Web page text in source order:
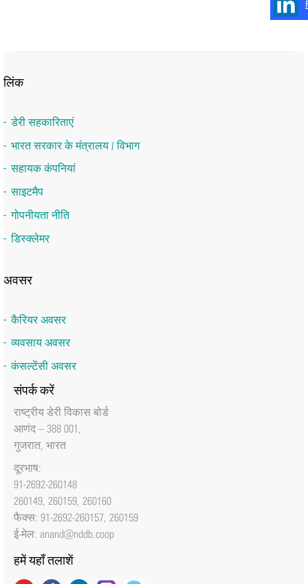
लिंक
डेरी सहकारिताएं
भारत सरकार के मंत्रालय / विभाग
सहायक कंपनियां
साइटमैप
गोपनीयता नीति
डिस्क्लेमर
अवसर
कैरियर अवसर
व्यवसाय अवसर
कंसल्टेंसी अवसर
संपर्क करें
राष्‍ट्रीय डेरी विकास बोर्ड
आणंद – 388 001,
गुजरात, भारत
दूरभाष:
91-2692-260148
260149, 260159, 260160
फैक्‍स: 91-2692-260157, 260159
ई-मेल: anand@nddb.coop
हमें यहाँ तलाशें